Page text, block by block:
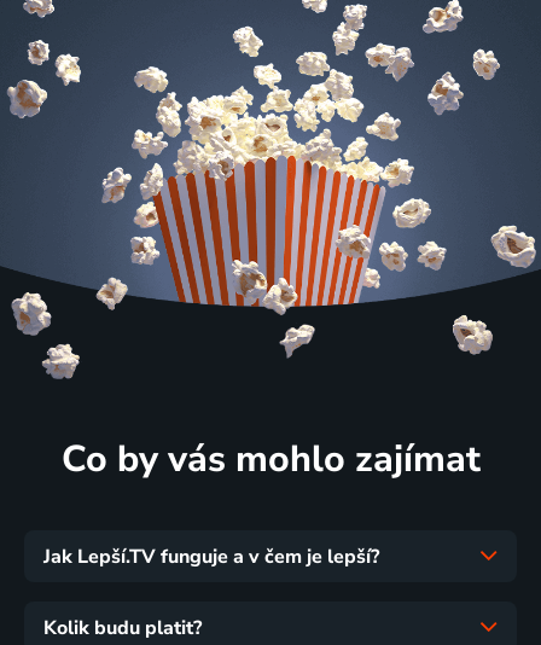
Co by vás mohlo zajímat
Jak Lepší.TV funguje a v čem je lepší?
Kolik budu platit?